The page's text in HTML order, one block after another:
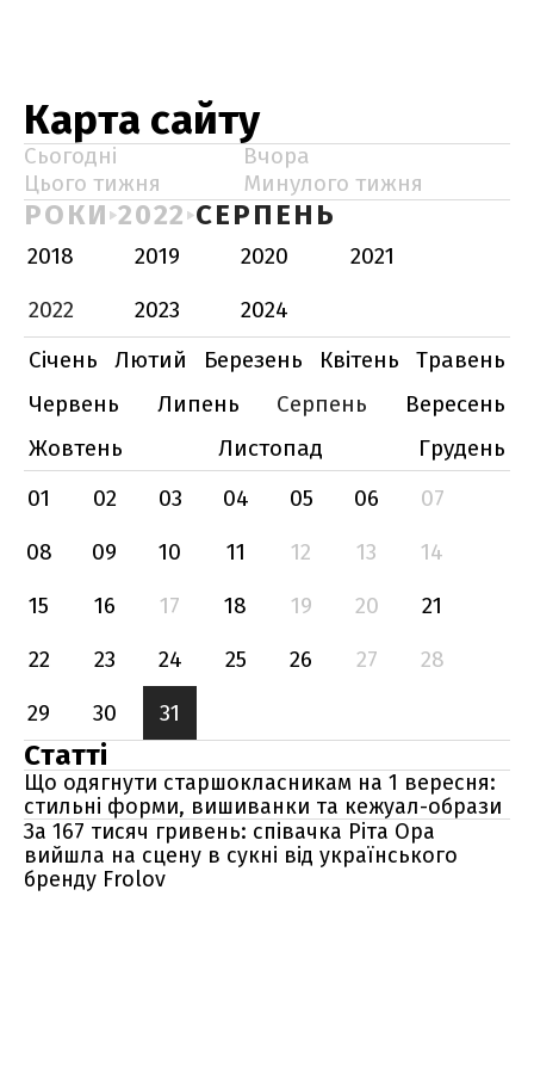
Карта сайту
Сьогодні
Вчора
Цього тижня
Минулого тижня
РОКИ 2022 СЕРПЕНЬ
2018 2019 2020
2021
2022
2023
2024
Січень
Лютий Березень Квітень
Травень
Червень
Липень Серпень
Вересень
Жовтень
Листопад
Грудень
01
02 03 04 05 06
07
08
09 10 11 12 13
14
15
16 17 18 19 20
21
22
23 24 25 26 27
28
29
30 31
Статті
Що одягнути старшокласникам на 1 вересня:
стильні форми, вишиванки та кежуал-образи
За 167 тисяч гривень: співачка Ріта Ора
вийшла на сцену в сукні від українського
бренду Frolov